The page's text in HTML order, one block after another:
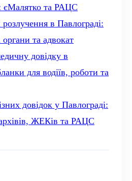
єМалятко та РАЦС
в Павлограді:
та адвокат
довідку в
для водіїв, роботи та
довідок у Павлограді:
ЖЕКів та РАЦС